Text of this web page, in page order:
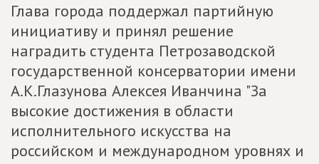
Глава города поддержал партийную
инициативу и принял решение
наградить студента Петрозаводской
государственной консерватории имени
А.К.Глазунова Алексея Иванчина "За
высокие достижения в области
исполнительного искусства на
российском и международном уровнях и